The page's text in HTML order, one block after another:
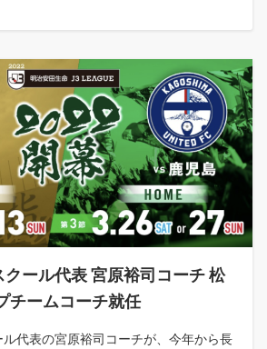
ール代表 宮原裕司コーチ 松
チームコーチ就任
代表の宮原裕司コーチが、今年から長